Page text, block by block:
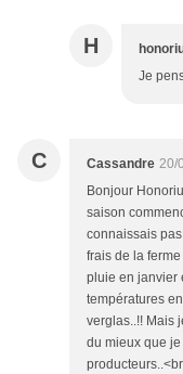
H
Je
C Cassandre 20/
Bonjour
saison
connaissais
frais de la
pluie en janvier
températures
verglas..!! Mais
du mieux que